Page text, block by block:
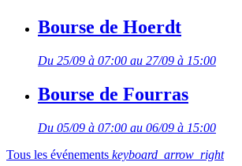
Bourse de Hoerdt
Du 25/09 à 07:00 au 27/09 à 15:00
Bourse de Fourras
Du 05/09 à 07:00 au 06/09 à 15:00
Tous les événements keyboard_arrow_right